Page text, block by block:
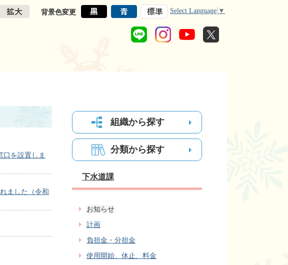
背景色変更 Select Language ▼
口を設置しま
ました（令和
組織から探す
分類から探す
下水道課
お知らせ
計画
負担金・分担金
使用開始、休止、料金